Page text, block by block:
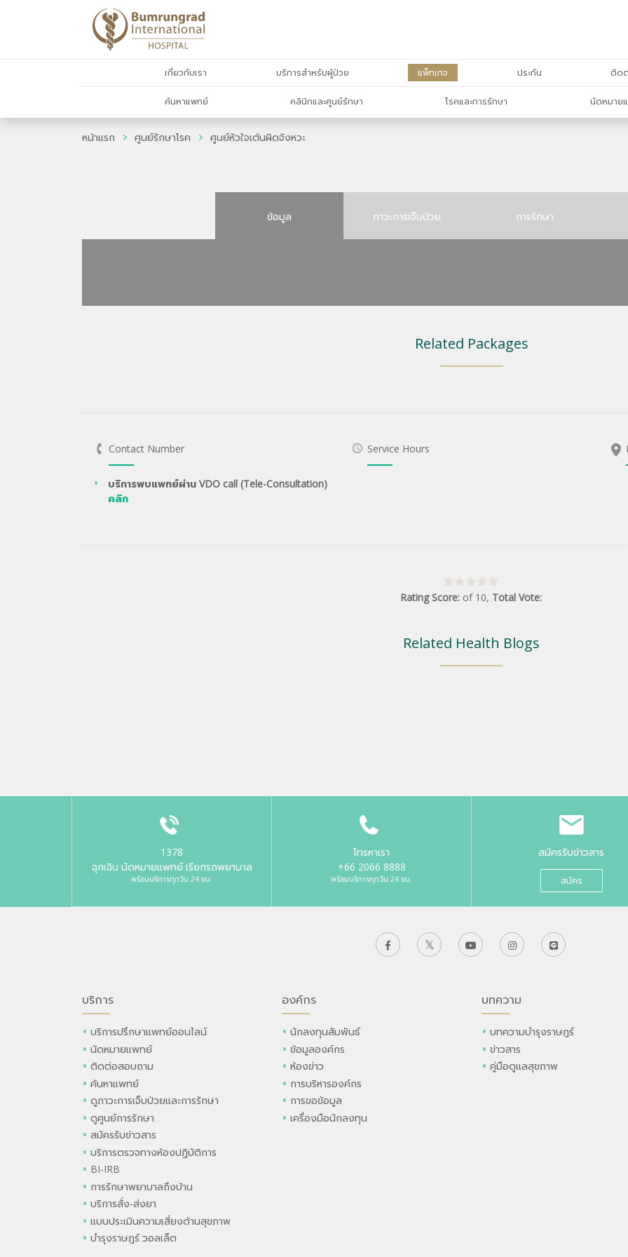
เกี่ยวกับเรา บริการสำหรับผู้ป่วย แพ็กเกจ ประกัน ติดต่
ค้นหาแพทย์ คลินิกและศูนย์รักษา โรคและการรักษา นัดหมาย
หน้าแรก ศูนย์รักษาโรค ศูนย์หัวใจเต้นผิดจังหวะ
ข้อมูล ภาวะการเจ็บป่วย การรักษา
Related Packages
Contact Number
บริการพบแพทย์ผ่าน VDO call (Tele-Consultation)
คลิก
Service Hours
Rating Score: of 10, Total Vote:
Related Health Blogs
1378
ฉุกเฉิน นัดหมายแพทย์ เรียกรถพยาบาล
พร้อมบริการทุกวัน 24 ชม.
โทรหาเรา
+66 2066 8888
พร้อมบริการทุกวัน 24 ชม.
สมัครรับข่าวสาร
สมัคร
บริการ
บริการปรึกษาแพทย์ออนไลน์
นัดหมายแพทย์
ติดต่อสอบถาม
ค้นหาแพทย์
ดูภาวะการเจ็บป่วยและการรักษา
ดูศูนย์การรักษา
สมัครรับข่าวสาร
บริการตรวจทางห้องปฏิบัติการ
BI-IRB
การรักษาพยาบาลถึงบ้าน
บริการสั่ง-ส่งยา
แบบประเมินความเสี่ยงด้านสุขภาพ
บำรุงราษฎร์ วอลเล็ต
องค์กร
นักลงทุนสัมพันธ์
ข้อมูลองค์กร
ห้องข่าว
การบริหารองค์กร
การขอข้อมูล
เครื่องมือนักลงทุน
บทความ
บทความบำรุงราษฎร์
ข่าวสาร
คู่มือดูแลสุขภาพ